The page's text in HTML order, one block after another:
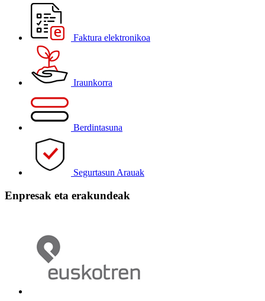
Faktura elektronikoa
Iraunkorra
Berdintasuna
Segurtasun Arauak
Enpresak eta erakundeak